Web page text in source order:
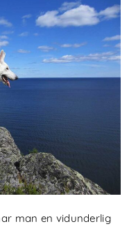
man en vidunderlig